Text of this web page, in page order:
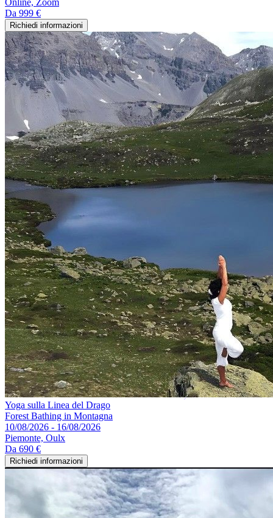
Online, Zoom
Da 999 €
Richiedi informazioni
Yoga sulla Linea del Drago
Forest Bathing in Montagna
10/08/2026 - 16/08/2026
Piemonte, Oulx
Da 690 €
Richiedi informazioni